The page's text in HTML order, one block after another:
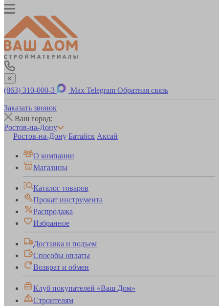
×
(863) 310-000-3 Max Telegram Обратная связь
Заказать звонок
Ваш город:
Ростов-на-Дону
Ростов-на-Дону Батайск Аксай
О компании
Магазины
Каталог товаров
Прокат инструмента
Распродажа
Избранное
Доставка и подъем
Способы оплаты
Возврат и обмен
Клуб покупателей «Ваш Дом»
Строителям